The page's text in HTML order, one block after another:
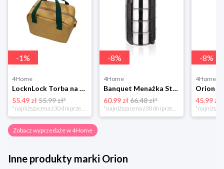
-1%
4Home
LocknLock Torba na przekąski z zamkiem, 14 x 21 x 15 cm 4-Home
55.49 zł55.99 zł*
*najniższa cena z 30 dni przed obniżką
-8%
4Home
Banquet Menażka Store Line 4 elementy, stal nierdzewna
60.99 zł 66.48 zł*
*najniższa cena z 30 dni przed obniżką
-8%
4Home
45.99 zł
Zobacz wyprzedaże w 4Home
Inne produkty marki Orion